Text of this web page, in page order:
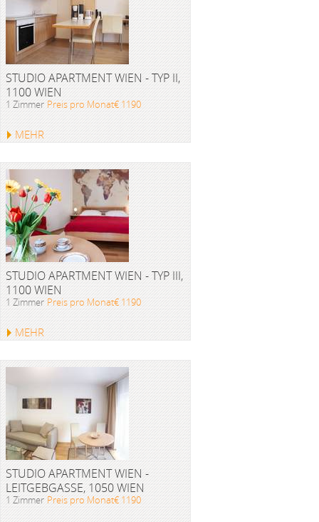
STUDIO APARTMENT WIEN - TYP II,
1100 WIEN
1 Zimmer Preis pro Monat€ 1190
MEHR
STUDIO APARTMENT WIEN - TYP III,
1100 WIEN
1 Zimmer Preis pro Monat€ 1190
MEHR
STUDIO APARTMENT WIEN -
LEITGEBGASSE, 1050 WIEN
1 Zimmer Preis pro Monat€ 1190